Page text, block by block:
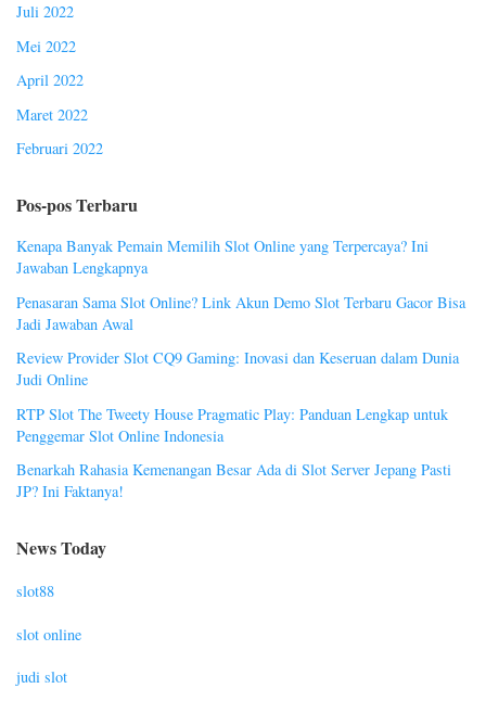
Juli 2022
Mei 2022
April 2022
Maret 2022
Februari 2022
Pos-pos Terbaru
Kenapa Banyak Pemain Memilih Slot Online yang Terpercaya? Ini
Jawaban Lengkapnya
Penasaran Sama Slot Online? Link Akun Demo Slot Terbaru Gacor Bisa
Jadi Jawaban Awal
Review Provider Slot CQ9 Gaming: Inovasi dan Keseruan dalam Dunia
Judi Online
RTP Slot The Tweety House Pragmatic Play: Panduan Lengkap untuk
Penggemar Slot Online Indonesia
Benarkah Rahasia Kemenangan Besar Ada di Slot Server Jepang Pasti
JP? Ini Faktanya!
News Today
slot88
slot online
judi slot